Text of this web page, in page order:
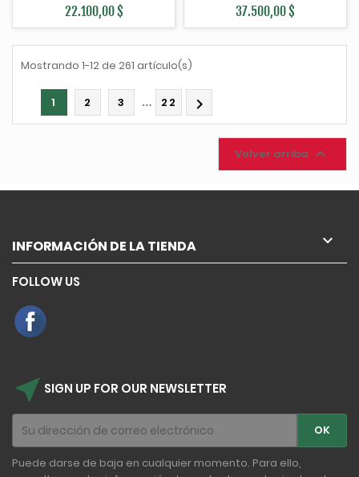
22.100,00 $
37.500,00 $
Mostrando 1-12 de 261 artículo(s)
1 2 3 … 22 
Volver arriba 
INFORMACIÓN DE LA TIENDA 
FOLLOW US
near_me SIGN UP FOR OUR NEWSLETTER
Puede darse de baja en cualquier momento. Para ello,